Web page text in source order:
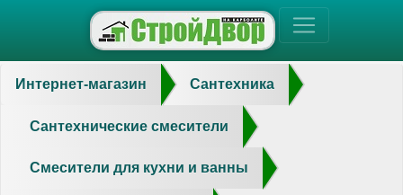
Интернет-магазин Сантехника
Сантехнические смесители
Смесители для кухни и ванны